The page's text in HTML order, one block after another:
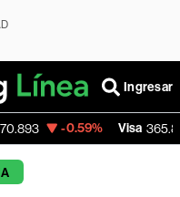
Ingresar
Visa 365.80 -0.09%